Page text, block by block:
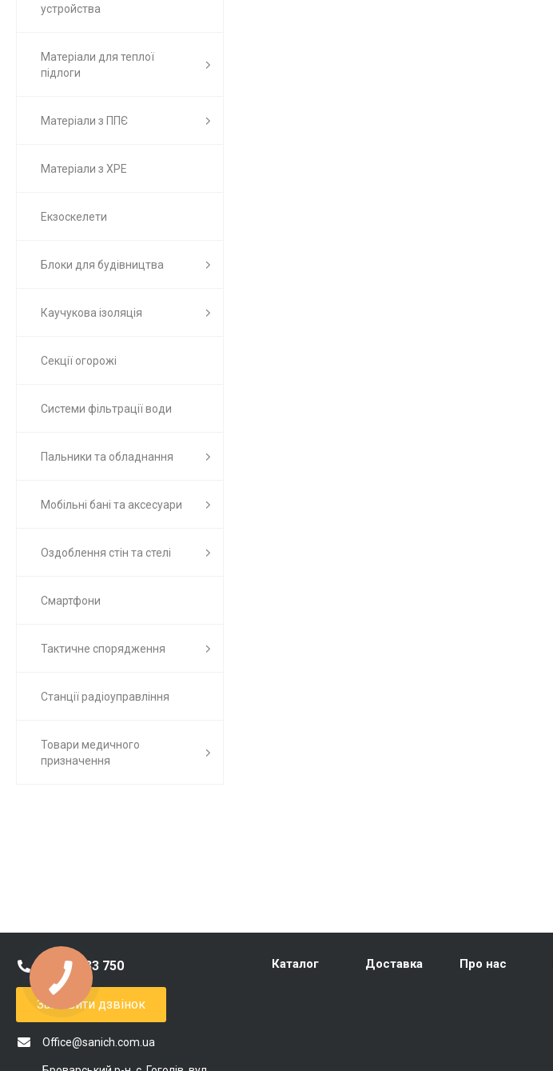
устройства
Матеріали для теплої
підлоги
Матеріали з ППЄ
Матеріали з ХРЕ
Екзоскелети
Блоки для будівництва
Каучукова ізоляція
Секції огорожі
Системи фільтрації води
Пальники та обладнання
Мобільні бані та аксесуари
Оздоблення стін та стелі
Смартфони
Тактичне спорядження
Станції радіоуправління
Товари медичного
призначення
0 800 333 750
Замовити дзвінок
Office@sanich.com.ua
Каталог Доставка Про нас